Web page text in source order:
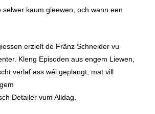
selwer kaum gleewen, och wann een
erzielt de Fränz Schneider vu
Kleng Episoden aus engem Liewen,
verlaf ass wéi geplangt, mat vill
Detailer vum Alldag.